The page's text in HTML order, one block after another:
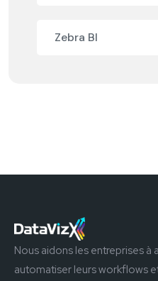
Zebra BI
Nous aidons les entreprises à
automatiser leurs workflows